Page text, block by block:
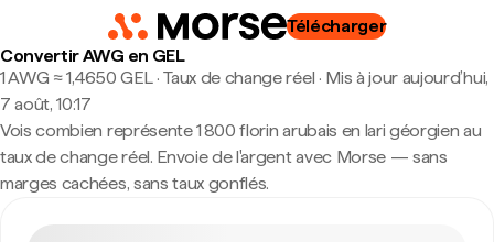
Télécharger
Convertir AWG en GEL
1 AWG ≈ 1,4650 GEL · Taux de change réel · Mis à jour aujourd’hui,
7 août, 10:17
Vois combien représente 1 800 florin arubais en lari géorgien au
taux de change réel. Envoie de l'argent avec Morse — sans
marges cachées, sans taux gonflés.